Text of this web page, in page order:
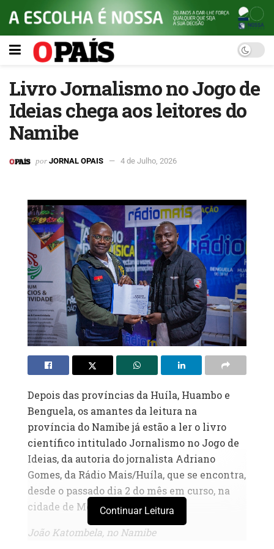
Livro Jornalismo no Jogo de
Ideias chega aos leitores do
Namibe
por JORNAL OPAIS 4 de Julho, 2026
Depois das províncias da Huíla, Huambo e
Benguela, os amantes da leitura na
província do Namibe já estão a ler o livro
científico intitulado Jornalismo no Jogo de
Ideias, da autoria do jornalista Adriano
Gomes, da Rádio Mais/Huíla, que se encontra,
desde o passado dia 2 do mês em curso, na
cidade de Moçâmedes.
João Katombela, no Namibe
Continuar Leitura